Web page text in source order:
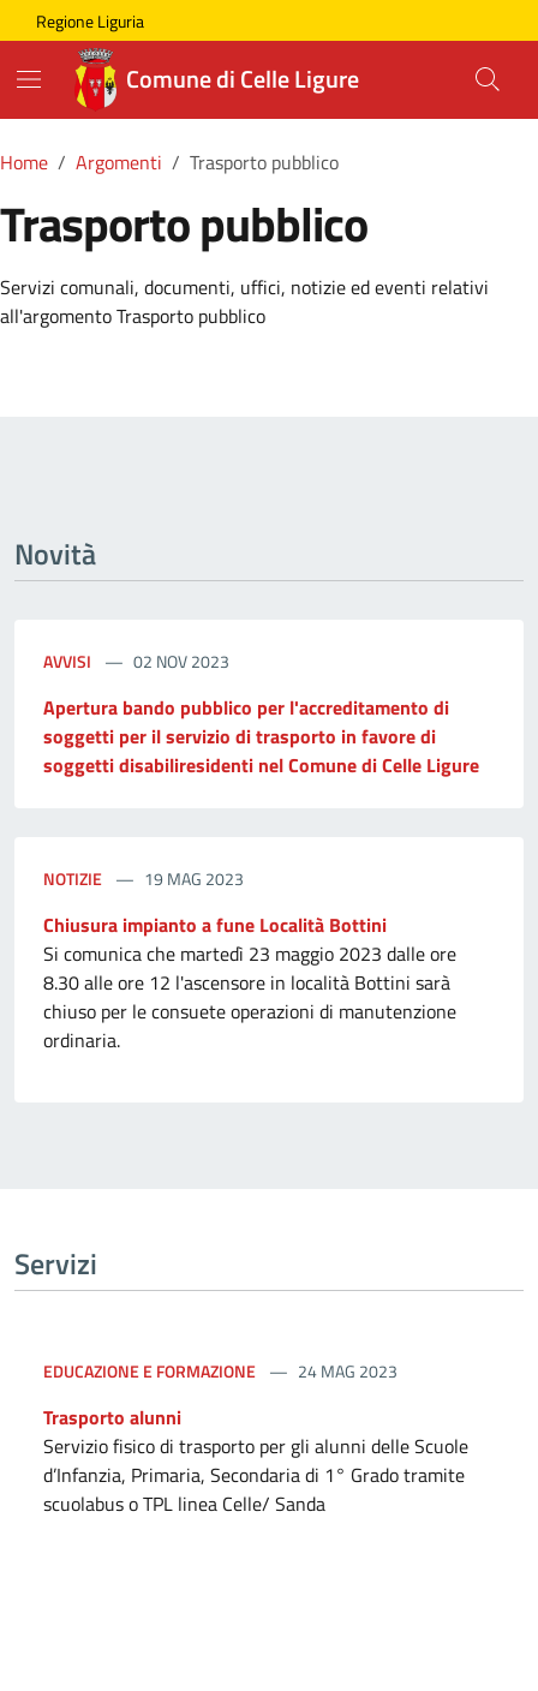
Skip to main content
Comune di Celle Ligure
Regione Liguria
Comune di Celle Ligure
Home Argomenti Trasporto pubblico
Trasporto pubblico
Dettagli della Notizia
Servizi comunali, documenti, uffici, notizie ed eventi relativi
all'argomento Trasporto pubblico
Novità
AVVISI 02 NOV 2023
Apertura bando pubblico per l'accreditamento di
soggetti per il servizio di trasporto in favore di
soggetti disabiliresidenti nel Comune di Celle Ligure
NOTIZIE 19 MAG 2023
Chiusura impianto a fune Località Bottini
Si comunica che martedì 23 maggio 2023 dalle ore
8.30 alle ore 12 l'ascensore in località Bottini sarà
chiuso per le consuete operazioni di manutenzione
ordinaria.
Servizi
EDUCAZIONE E FORMAZIONE 24 MAG 2023
Trasporto alunni
Servizio fisico di trasporto per gli alunni delle Scuole
d’Infanzia, Primaria, Secondaria di 1° Grado tramite
scuolabus o TPL linea Celle/ Sanda